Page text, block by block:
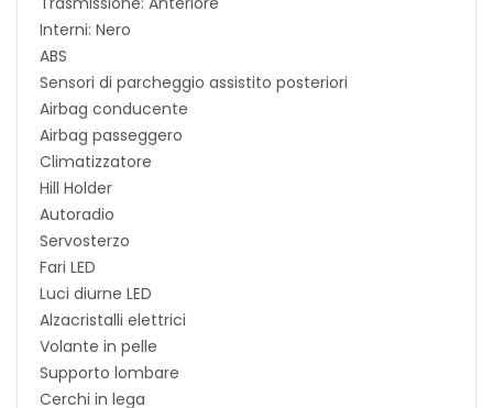
Interni: Nero
ABS
Sensori di parcheggio assistito posteriori
Airbag conducente
Airbag passeggero
Climatizzatore
Hill Holder
Autoradio
Servosterzo
Fari LED
Luci diurne LED
Alzacristalli elettrici
Volante in pelle
Supporto lombare
Cerchi in lega